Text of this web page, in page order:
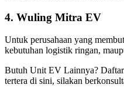
4. Wuling Mitra EV
Untuk perusahaan yang
kebutuhan logistik ringan,
Butuh Unit EV Lainnya? Daftar
tertera di sini, silakan